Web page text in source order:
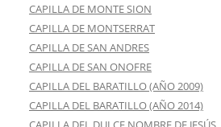
CAPILLA DE MONTE SION
CAPILLA DE MONTSERRAT
CAPILLA DE SAN ANDRES
CAPILLA DE SAN ONOFRE
CAPILLA DEL BARATILLO (AÑO 2009)
CAPILLA DEL BARATILLO (AÑO 2014)